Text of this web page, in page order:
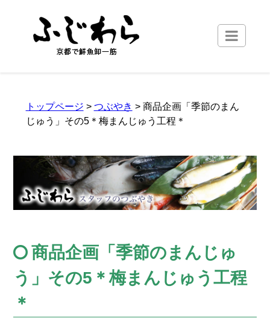
トップページ > つぶやき > 商品企画「季節のまん
じゅう」その5＊梅まんじゅう工程＊
商品企画「季節のまんじゅ
う」その5＊梅まんじゅう工程
＊